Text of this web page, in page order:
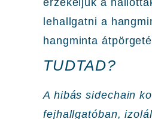
lehallgatni a
hangminta
TUDTAD?
A hibás sidechain
fejhallgatóban,